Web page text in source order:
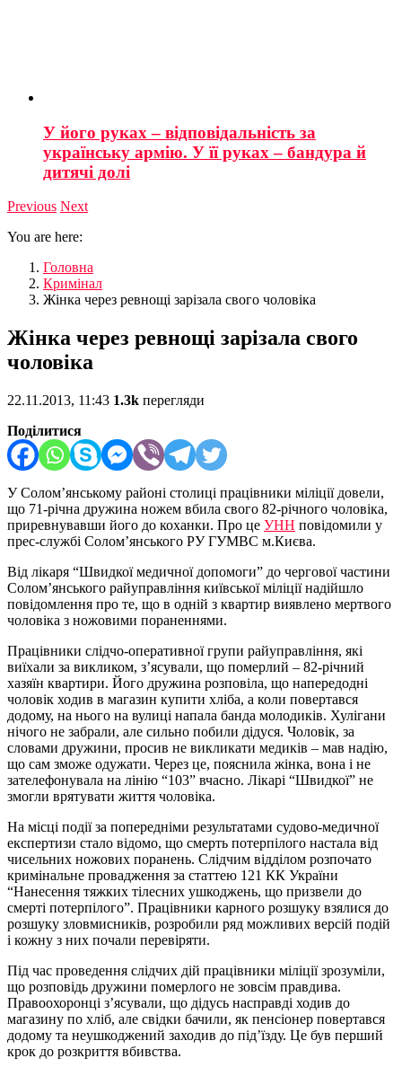
У його руках – відповідальність за
українську армію. У її руках – бандура й
дитячі долі
Previous Next
You are here:
Головна
Кримінал
Жінка через ревнощі зарізала свого чоловіка
Жінка через ревнощі зарізала свого
чоловіка
22.11.2013, 11:43 1.3k перегляди
Поділитися
У Солом’янському районі столиці працівники міліції довели,
що 71-річна дружина ножем вбила свого 82-річного чоловіка,
приревнувавши його до коханки. Про це УНН повідомили у
прес-службі Солом’янського РУ ГУМВС м.Києва.
Від лікаря “Швидкої медичної допомоги” до чергової частини
Солом’янського райуправління київської міліції надійшло
повідомлення про те, що в одній з квартир виявлено мертвого
чоловіка з ножовими пораненнями.
Працівники слідчо-оперативної групи райуправління, які
виїхали за викликом, з’ясували, що померлий – 82-річний
хазяїн квартири. Його дружина розповіла, що напередодні
чоловік ходив в магазин купити хліба, а коли повертався
додому, на нього на вулиці напала банда молодиків. Хулігани
нічого не забрали, але сильно побили дідуся. Чоловік, за
словами дружини, просив не викликати медиків – мав надію,
що сам зможе одужати. Через це, пояснила жінка, вона і не
зателефонувала на лінію “103” вчасно. Лікарі “Швидкої” не
змогли врятувати життя чоловіка.
На місці події за попередніми результатами судово-медичної
експертизи стало відомо, що смерть потерпілого настала від
чисельних ножових поранень. Слідчим відділом розпочато
кримінальне провадження за статтею 121 КК України
“Нанесення тяжких тілесних ушкоджень, що призвели до
смерті потерпілого”. Працівники карного розшуку взялися до
розшуку зловмисників, розробили ряд можливих версій подій
і кожну з них почали перевіряти.
Під час проведення слідчих дій працівники міліції зрозуміли,
що розповідь дружини померлого не зовсім правдива.
Правоохоронці з’ясували, що дідусь насправді ходив до
магазину по хліб, але свідки бачили, як пенсіонер повертався
додому та неушкоджений заходив до під’їзду. Це був перший
крок до розкриття вбивства.